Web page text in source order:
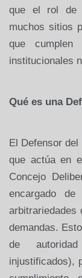
que el rol de
muchos sitios
que cumplen
institucionales
Qué es una
El Defensor del
que actúa en
Concejo
encargado
arbitrariedades
demandas.
de
injustificados),